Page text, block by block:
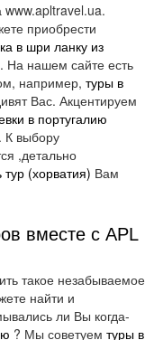
www.apltravel.ua.
приобрести
в шри ланку из
На нашем сайте есть
например, туры в
Вас. Акцентируем
в португалию
К выбору
,детально
тур (хорватия) Вам
вместе с APL
такое незабываемое
найти и
ли Вы когда-
? Мы советуем туры в